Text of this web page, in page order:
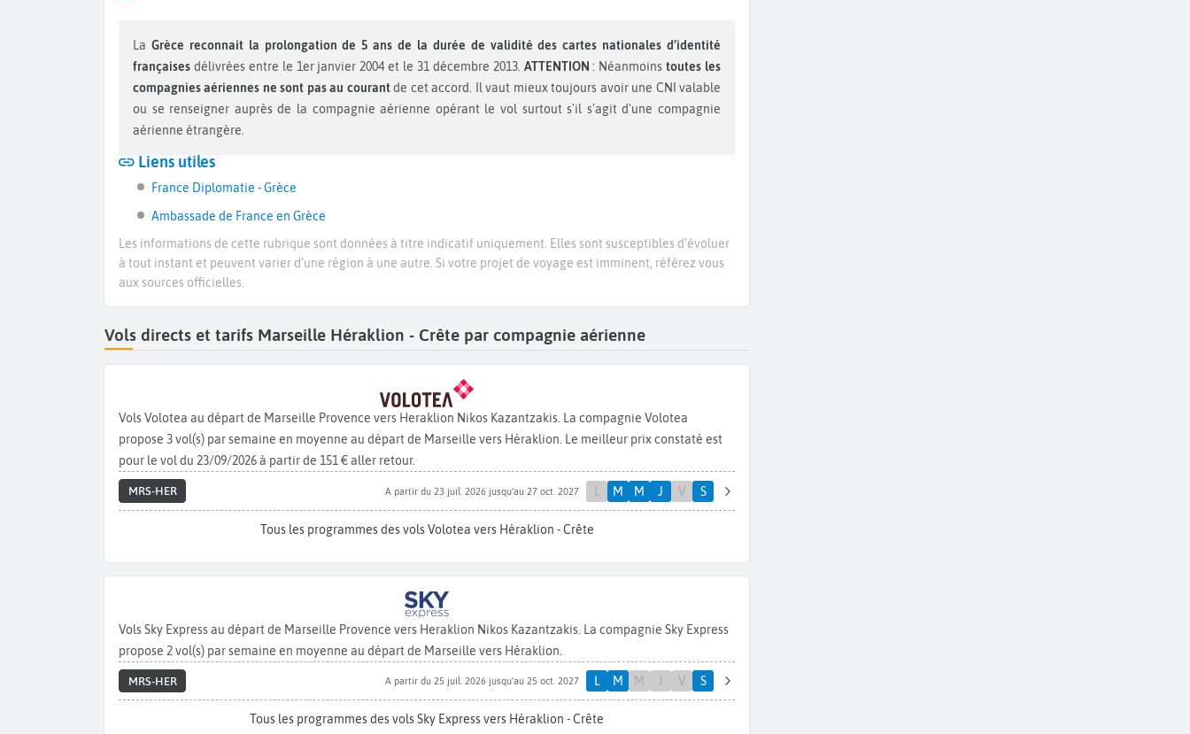
La Grèce reconnait la prolongation de 5 ans de la durée de validité des cartes nationales d’identité
françaises délivrées entre le 1er janvier 2004 et le 31 décembre 2013. ATTENTION : Néanmoinstoutes les
compagnies aériennes ne sont pas au courantde cet accord. Il vaut mieux toujours avoir une CNI valable
ou se renseigner auprès de la compagnie aérienne opérant le vol surtout s'il s'agit d'une compagnie
aérienne étrangère.
Liens utiles
France Diplomatie - Grèce
Ambassade de France en Grèce
Les informations de cette rubrique sont données à titre indicatif uniquement. Elles sont susceptibles d’évoluer
à tout instant et peuvent varier d’une région à une autre. Si votre projet de voyage est imminent, référez vous
aux sources officielles.
Vols directs et tarifs Marseille Héraklion - Crête par compagnie aérienne
Vols Volotea au départ de Marseille Provence vers Heraklion Nikos Kazantzakis. La compagnie Volotea
propose 3 vol(s) par semaine en moyenne au départ de Marseille vers Héraklion. Le meilleur prix constaté est
pour le vol du 23/09/2026 à partir de 151 € aller retour.
MRS-HER A partir du 23 juil. 2026 jusqu'au 27 oct. 2027 M M J V S
Tous les programmes des vols Volotea vers Héraklion - Crête
Vols Sky Express au départ de Marseille Provence vers Heraklion Nikos Kazantzakis. La compagnie Sky Express
propose 2 vol(s) par semaine en moyenne au départ de Marseille vers Héraklion.
MRS-HER A partir du 25 juil. 2026 jusqu'au 25 oct. 2027 L M M V S
Tous les programmes des vols Sky Express vers Héraklion - Crête